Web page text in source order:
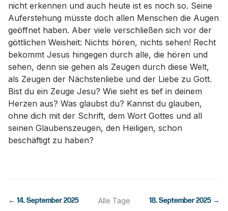
nicht erkennen und auch heute ist es noch so. Seine
Auferstehung müsste doch allen Menschen die Augen
geöffnet haben. Aber viele verschließen sich vor der
göttlichen Weisheit: Nichts hören, nichts sehen! Recht
bekommt Jesus hingegen durch alle, die hören und
sehen, denn sie gehen als Zeugen durch diese Welt,
als Zeugen der Nächstenliebe und der Liebe zu Gott.
Bist du ein Zeuge Jesu? Wie sieht es tief in deinem
Herzen aus? Was glaubst du? Kannst du glauben,
ohne dich mit der Schrift, dem Wort Gottes und all
seinen Glaubenszeugen, den Heiligen, schon
beschäftigt zu haben?
← 14. September 2025 Alle Tage 18. September 2025 →